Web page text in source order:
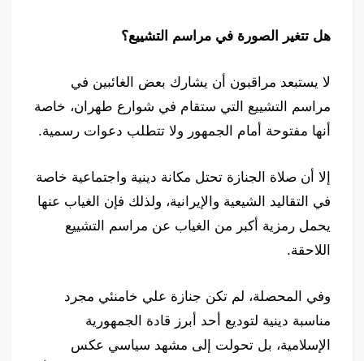
هل تتغير الصورة في مراسم التشييع؟
لا يستبعد مراقبون أن يشارك بعض الغائبين في
مراسم التشييع التي ستقام في شوارع طهران، خاصة
أنها مفتوحة أمام الجمهور ولا تتطلب دعوات رسمية.
إلا أن صلاة الجنازة تحتل مكانة دينية واجتماعية خاصة
في التقاليد الشيعية والإيرانية، ولذلك فإن الغياب عنها
يحمل رمزية أكبر من الغياب عن مراسم التشييع
اللاحقة.
وفي المحصلة، لم تكن جنازة علي خامنئي مجرد
مناسبة دينية لتوديع أحد أبرز قادة الجمهورية
الإسلامية، بل تحولت إلى مشهد سياسي عكس